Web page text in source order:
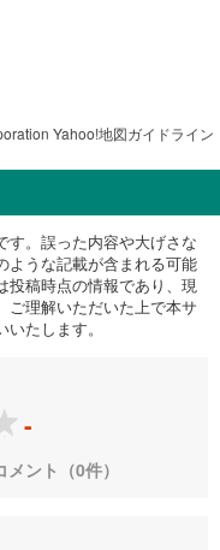
Yahoo!地図ガイドライン
す。誤った内容や大げさな
ような記載が含まれる可能
投稿時点の情報であり、現
ご理解いただいた上で本サ
たします。
-
メント（0件）